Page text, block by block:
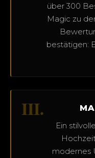
über 300
Magic zu
bestätigen:
III.
Ein
modernes